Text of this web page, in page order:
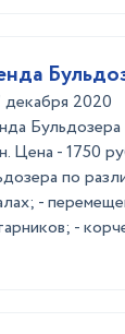
декабря 2020
Цена - 1750
по
-
-